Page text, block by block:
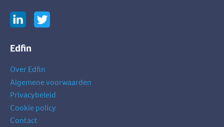
Edfin
Over Edfin
Algemene voorwaarden
Privacybeleid
Cookie policy
Contact